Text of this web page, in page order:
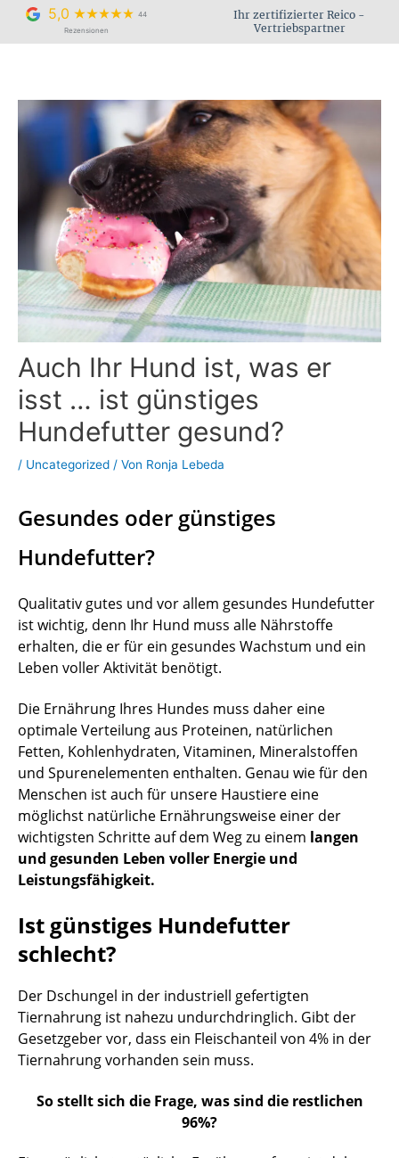
springen
5,0
44
Rezensionen
Ihr zertifizierter Reico -
Vertriebspartner
Auch Ihr Hund ist, was er
isst … ist günstiges
Hundefutter gesund?
/ Uncategorized / Von Ronja Lebeda
Gesundes oder günstiges
Hundefutter?
Qualitativ gutes und vor allem gesundes Hundefutter
ist wichtig, denn Ihr Hund muss alle Nährstoffe
erhalten, die er für ein gesundes Wachstum und ein
Leben voller Aktivität benötigt.
Die Ernährung Ihres Hundes muss daher eine
optimale Verteilung aus Proteinen, natürlichen
Fetten, Kohlenhydraten, Vitaminen, Mineralstoffen
und Spurenelementen enthalten. Genau wie für den
Menschen ist auch für unsere Haustiere eine
möglichst natürliche Ernährungsweise einer der
wichtigsten Schritte auf dem Weg zu einem langen
und gesunden Leben voller Energie und
Leistungsfähigkeit.
Ist günstiges Hundefutter
schlecht?
Der Dschungel in der industriell gefertigten
Tiernahrung ist nahezu undurchdringlich. Gibt der
Gesetzgeber vor, dass ein Fleischanteil von 4% in der
Tiernahrung vorhanden sein muss.
So stellt sich die Frage, was sind die restlichen
96%?